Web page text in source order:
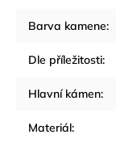
Barva kamene:
Dle příležitosti:
Hlavní kámen:
Materiál: